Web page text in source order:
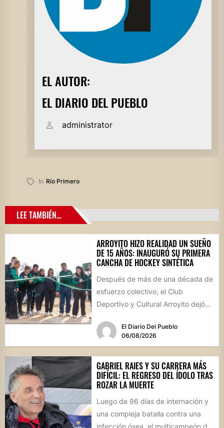
EL AUTOR:
EL DIARIO DEL PUEBLO
administrator
In Río Primero
LEE TAMBIÉN...
ARROYITO HIZO REALIDAD UN SUEÑO
DE 15 AÑOS: INAUGURÓ SU PRIMERA
CANCHA DE HOCKEY SINTÉTICA
Después de más de una década de
esfuerzo colectivo, el Club
Deportivo y Cultural Arroyito dejó
cancha...El Diario Del Pueblo
06/08/2026
GABRIEL RAIES Y SU CARRERA MÁS
DIFÍCIL: EL REGRESO DEL ÍDOLO TRAS
ROZAR LA MUERTE
Luego de 96 días de internación y
una compleja batalla contra una
infección ósea, el multicampeón de